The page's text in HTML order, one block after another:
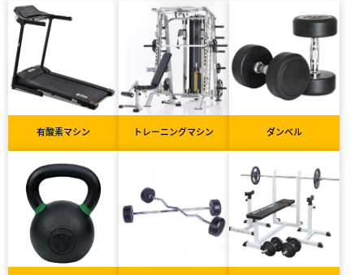
有酸素マシン トレーニングマシン ダンベル